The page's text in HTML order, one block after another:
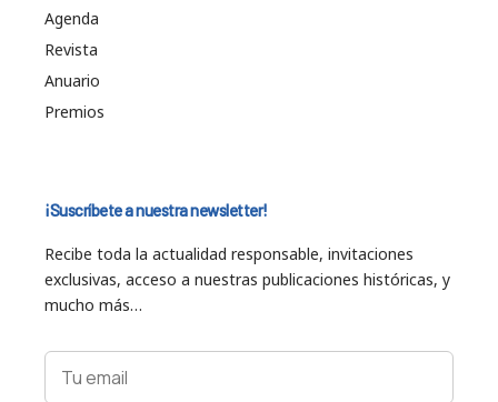
Agenda
Revista
Anuario
Premios
¡Suscríbete a nuestra newsletter!
Recibe toda la actualidad responsable, invitaciones
exclusivas, acceso a nuestras publicaciones históricas, y
mucho más…